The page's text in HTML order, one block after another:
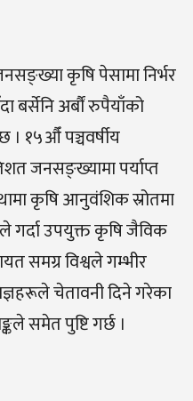
कृषि पेसामा निर्भर
बर्सेनि अर्बौं रुपैयाँको
। १५औँ पञ्चवर्षीय
जनसङ्ख्यामा पर्याप्त
कृषि आनुवंशिक स्रोतमा
गर्दा उपयुक्त कृषि जैविक
समग्र विश्वले गम्भीर
चेतावनी दिने गरेका
समेत पुष्टि गर्छ ।